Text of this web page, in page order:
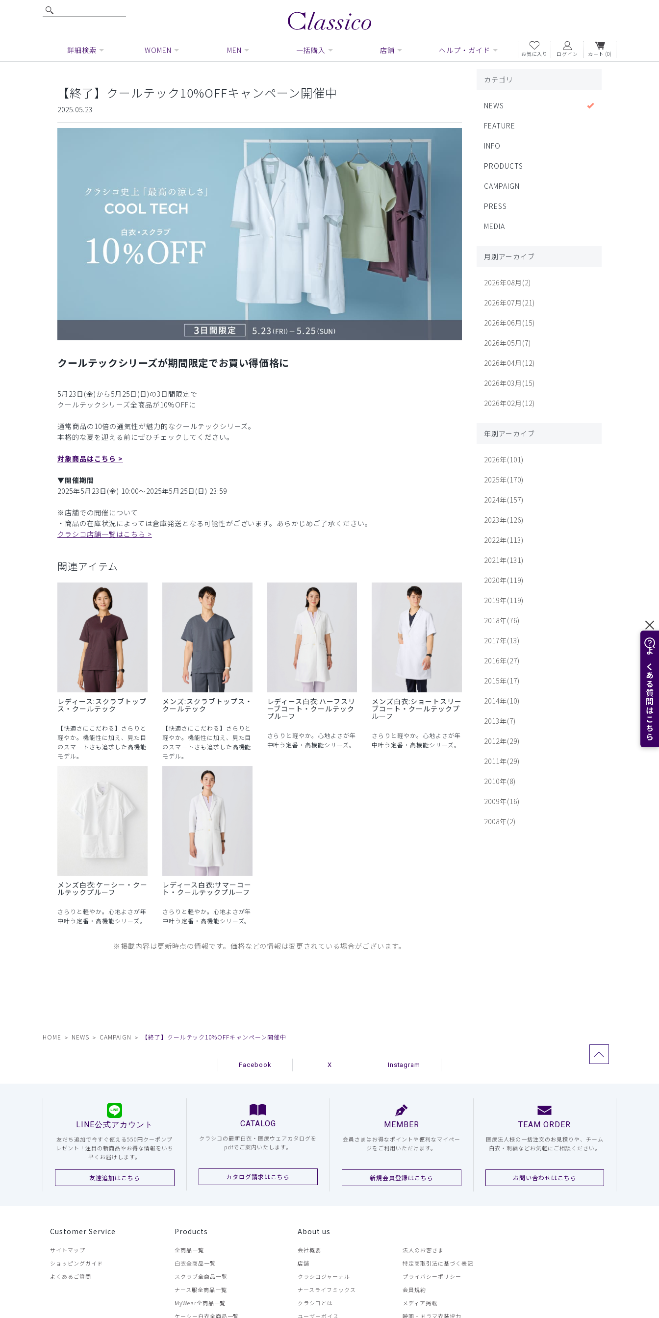
よくある質問はこちら
詳細検索 WOMEN MEN 一括購入 店舗 ヘルプ・ガイド お気に入り ログイン カート (0)
【終了】クールテック10%OFFキャンペーン開催中
2025.05.23
クールテックシリーズが期間限定でお買い得価格に
5月23日(金)から5月25日(日)の3日間限定で
クールテックシリーズ全商品が10%OFFに
通常商品の10倍の通気性が魅力的なクールテックシリーズ。
本格的な夏を迎える前にぜひチェックしてください。
対象商品はこちら >
▼開催期間
2025年5月23日(金) 10:00〜2025年5月25日(日) 23:59
※店舗での開催について
・商品の在庫状況によっては倉庫発送となる可能性がございます。あらかじめご了承ください。
クラシコ店舗一覧はこちら >
関連アイテム
レディース:スクラブトップ
ス・クールテック
【快適さにこだわる】さらりと
軽やか。機能性に加え、見た目
のスマートさも追求した高機能
モデル。
メンズ:スクラブトップス・
クールテック
【快適さにこだわる】さらりと
軽やか。機能性に加え、見た目
のスマートさも追求した高機能
モデル。
レディース白衣:ハーフスリ
ーブコート・クールテック
プルーフ
さらりと軽やか。心地よさが年
中叶う定番・高機能シリーズ。
メンズ白衣:ショートスリー
ブコート・クールテックプ
ルーフ
さらりと軽やか。心地よさが年
中叶う定番・高機能シリーズ。
メンズ白衣:ケーシー・クー
ルテックプルーフ
さらりと軽やか。心地よさが年
中叶う定番・高機能シリーズ。
レディース白衣:サマーコー
ト・クールテックプルーフ
さらりと軽やか。心地よさが年
中叶う定番・高機能シリーズ。
※掲載内容は更新時点の情報です。価格などの情報は変更されている場合がございます。
カテゴリ
NEWS
FEATURE
INFO
PRODUCTS
CAMPAIGN
PRESS
MEDIA
月別アーカイブ
2026年08月(2)
2026年07月(21)
2026年06月(15)
2026年05月(7)
2026年04月(12)
2026年03月(15)
2026年02月(12)
年別アーカイブ
2026年(101)
2025年(170)
2024年(157)
2023年(126)
2022年(113)
2021年(131)
2020年(119)
2019年(119)
2018年(76)
2017年(13)
2016年(27)
2015年(17)
2014年(10)
2013年(7)
2012年(29)
2011年(29)
2010年(8)
2009年(16)
2008年(2)
HOME NEWS CAMPAIGN 【終了】クールテック10%OFFキャンペーン開催中
Facebook X Instagram
LINE公式アカウント
友だち追加で今すぐ使える550円クーポンプ
レゼント！注目の新商品やお得な情報をいち
早くお届けします。
友達追加はこちら
CATALOG
クラシコの最新白衣・医療ウェアカタログを
pdfでご案内いたします。
カタログ請求はこちら
MEMBER
会員さまはお得なポイントや便利なマイペー
ジをご利用いただけます。
新規会員登録はこちら
TEAM ORDER
医療法人様の一括注文のお見積りや、チーム
白衣・刺繍などお気軽にご相談ください。
お問い合わせはこちら
Customer Service
サイトマップ
ショッピングガイド
よくあるご質問
Products
全商品一覧
白衣全商品一覧
スクラブ全商品一覧
ナース服全商品一覧
MyWear全商品一覧
ケーシー白衣全商品一覧
About us
会社概要
店舗
クラシコジャーナル
ナースライフミックス
クラシコとは
ユーザーボイス
法人のお客さま
特定商取引法に基づく表記
プライバシーポリシー
会員規約
メディア掲載
映画・ドラマ衣装協力